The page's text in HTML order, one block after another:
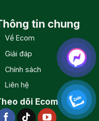
tin chung
Về Ecom
Giải đáp
Chính sách
Liên hệ
dõi Ecom